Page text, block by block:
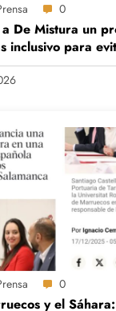
0
De Mistura un
inclusivo para
de las
0
y el